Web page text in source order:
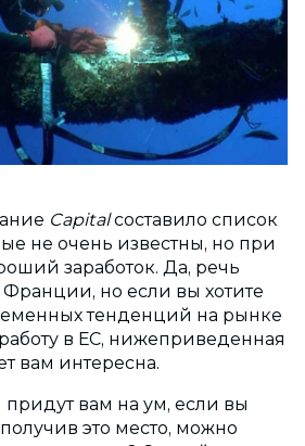
Capitalсоставило список
не очень известны, но при
заработок. Да, речь
но если вы хотите
тенденций на рынке
в ЕС, нижеприведенная
вам интересна.
вам на ум, если вы
это место, можно